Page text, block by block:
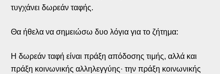
τυγχάνει δωρεάν ταφής.
Θα ήθελα να σημειώσω δυο λόγια για το ζήτημα:
Η δωρεάν ταφή είναι πράξη απόδοσης τιμής, αλλά και
πράξη κοινωνικής αλληλεγγύης· την πράξη κοινωνικής